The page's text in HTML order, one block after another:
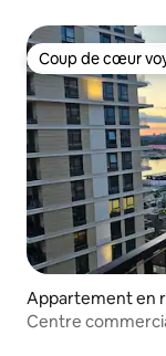
Coup de cœur
Coup de cœur
Appartement en
Centre